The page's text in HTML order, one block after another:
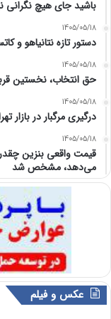
باشید جای هیچ
1405/05/18
دستور تازه نتانیاهو و
1405/05/18
حق انتخاب، نخستین
1405/05/18
درگیری مرگبار در بازار
1405/05/18
قیمت واقعی بنزین
می‌دهد، مشخص شد
عکس و فیلم